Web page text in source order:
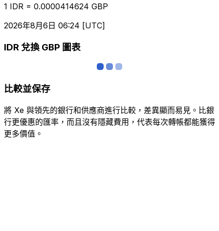
1 IDR = 0.0000414624 GBP
2026年8月6日 06:24 [UTC]
IDR 兌換 GBP 圖表
比較並保存
將 Xe 與領先的銀行和供應商進行比較，差異顯而易見。比銀
行更優惠的匯率，而且沒有隱藏費用，代表每次轉帳都能獲得
更多價值。